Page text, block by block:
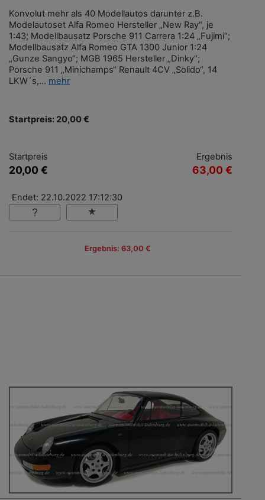
Konvolut mehr als 40 Modellautos darunter z.B.
Modelautoset Alfa Romeo Hersteller „New Ray“, je
1:43; Modellbausatz Porsche 911 Carrera 1:24 „Fujimi“;
Modellbausatz Alfa Romeo GTA 1300 Junior 1:24
„Gunze Sangyo“; MGB 1965 Hersteller „Dinky“;
Porsche 911 „Minichamps“ Renault 4CV „Solido“, 14
LKW´s,... mehr
Startpreis: 20,00 €
Startpreis
20,00 €
Ergebnis
63,00 €
Endet: 22.10.2022 17:12:30
Ergebnis: 63,00 €